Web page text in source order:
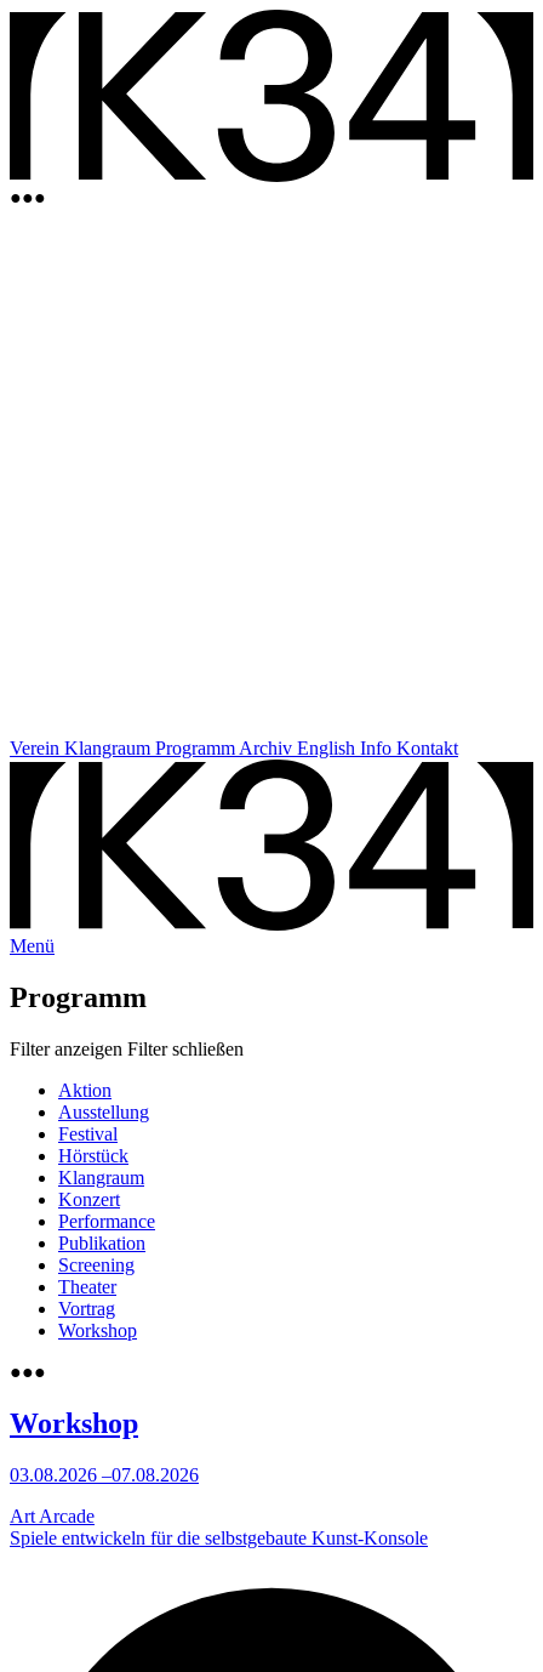
●●●
Verein Klangraum Programm Archiv English Info Kontakt
Menü
Programm
Filter anzeigen Filter schließen
Aktion
Ausstellung
Festival
Hörstück
Klangraum
Konzert
Performance
Publikation
Screening
Theater
Vortrag
Workshop
●●●
Workshop
03.08.2026 –07.08.2026
Art Arcade
Spiele entwickeln für die selbstgebaute Kunst-Konsole